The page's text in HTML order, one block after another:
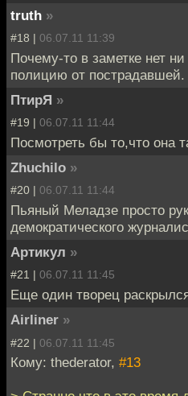
truth »
#18 | 06.07.11 11:39
Почему-то в заметке нет
полицию от пострадавшей.
ПтирЯ »
#19 | 06.07.11 11:44
Посмотреть бы то,что она
Zhuchilo »
#20 | 06.07.11 11:44
Пьяный Меладзе просто
демократического
Артикул »
#21 | 06.07.11 11:45
Еще один творец
Airliner »
#22 | 06.07.11 11:45
Кому: thederator, #13